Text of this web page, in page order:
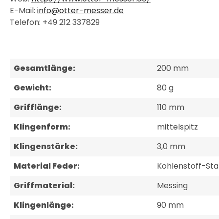
E-Mail: info@otter-messer.de
Telefon: +49 212 337829
Gesamtlänge:
200 mm
Gewicht:
80 g
Grifflänge:
110 mm
Klingenform:
mittelspitz
Klingenstärke:
3,0 mm
Material Feder:
Kohlenstoff-
Griffmaterial:
Messing
Klingenlänge:
90 mm